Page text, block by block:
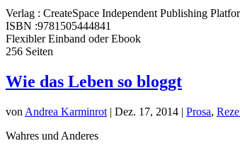
Verlag : CreateSpace Independent Publishing
ISBN :9781505444841
Flexibler Einband oder Ebook
256 Seiten
Wie das Leben so bloggt
von Andrea Karminrot | Dez. 17, 2014 | Prosa,
Wahres und Anderes